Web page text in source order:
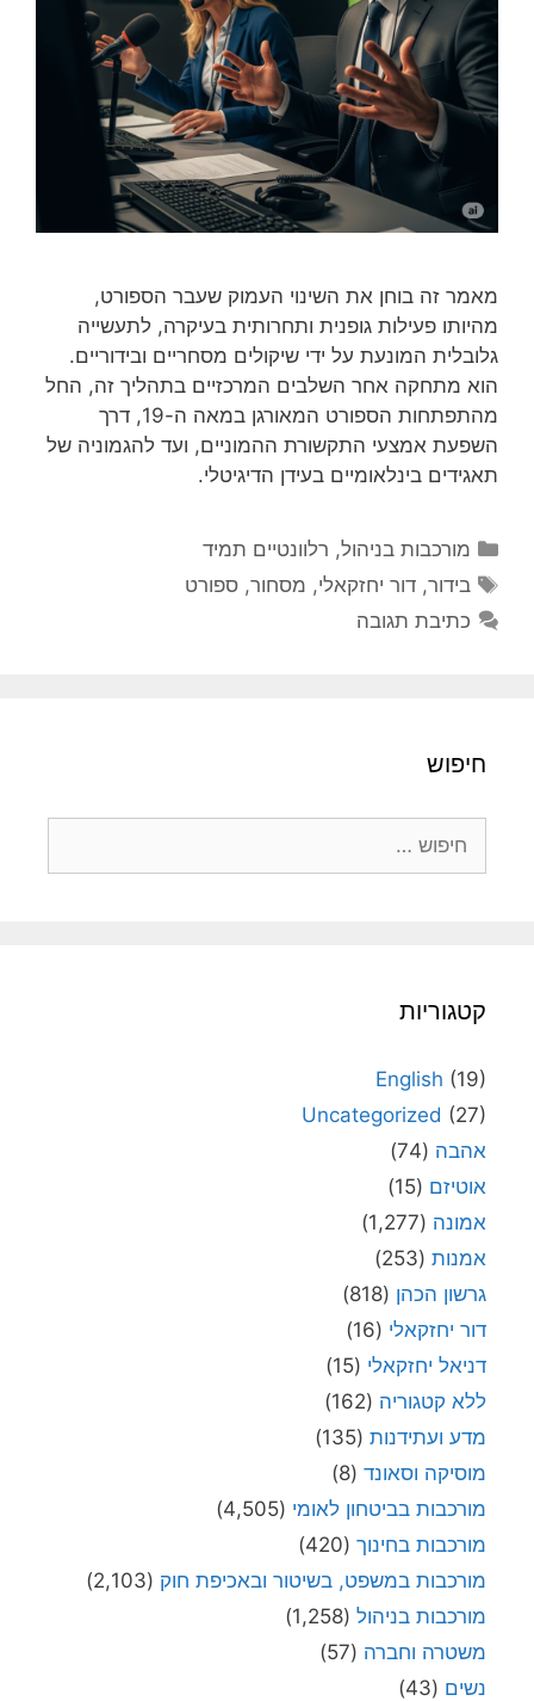
מאמר זה בוחן את השינוי העמוק שעבר הספורט,
מהיותו פעילות גופנית ותחרותית בעיקרה, לתעשייה
גלובלית המונעת על ידי שיקולים מסחריים ובידוריים.
הוא מתחקה אחר השלבים המרכזיים בתהליך זה, החל
מהתפתחות הספורט המאורגן במאה ה-19, דרך
השפעת אמצעי התקשורת ההמוניים, ועד להגמוניה של
תאגידים בינלאומיים בעידן הדיגיטלי.
קטגוריות
מורכבות בניהול, רלוונטיים תמיד
תגיות
בידור,דור יחזקאלי, מסחור,ספורט
כתיבת תגובה
חיפוש
קטגוריות
English (19)
Uncategorized (27)
אהבה (74)
אוטיזם (15)
אמונה (1,277)
אמנות (253)
גרשון הכהן (818)
דור יחזקאלי (16)
דניאל יחזקאלי (15)
ללא קטגוריה (162)
מדע ועתידנות (135)
מוסיקה וסאונד (8)
מורכבות בביטחון לאומי (4,505)
מורכבות בחינוך (420)
מורכבות במשפט, בשיטור ובאכיפת חוק (2,103)
מורכבות בניהול (1,258)
משטרה וחברה (57)
נשים (43)